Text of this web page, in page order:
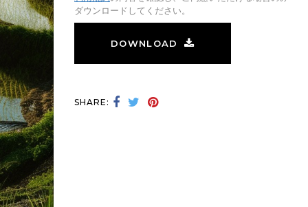
ダウンロードしてください。
DOWNLOAD
SHARE: